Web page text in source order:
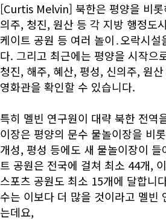
[Curtis Melvin] 북한은 평양을 비롯
의주, 청진, 원산 등 각 지방 행정도
케이트 공원 등 여러 놀이․오락시설
다. 그리고 최근에는 평양을 시작으
청진, 해주, 혜산, 평성, 신의주, 원
영화관을 확인할 수 있습니다.
특히 멜빈 연구원이 대략 북한 전역
이장은 평양의 문수 물놀이장을 비
개성, 평성 등에도 새 물놀이장이 들
트 공원은 전국에 걸쳐 최소 44개,
스포츠 공원도 최소 15개에 달합니
수는 이보다 더 많을 것이라고 멜빈
는데요,